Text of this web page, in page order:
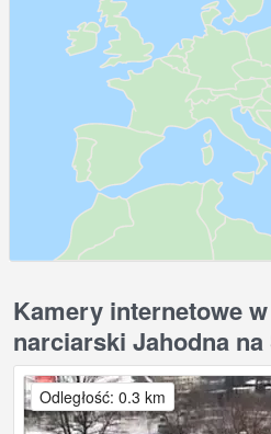
Kamery internetowe
narciarski Jahodna na
Odległość: 0.3 km